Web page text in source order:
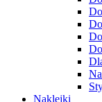
Naklejki